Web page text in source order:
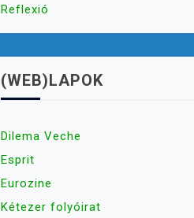
Reflexió
(WEB)LAPOK
Dilema Veche
Esprit
Eurozine
Kétezer folyóirat